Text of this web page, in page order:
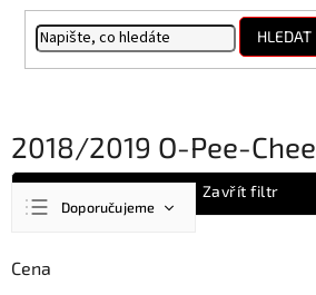
HLEDAT
2018/2019 O-Pee-Chee
e
Doporučujeme
Zavřít filtr
Cena